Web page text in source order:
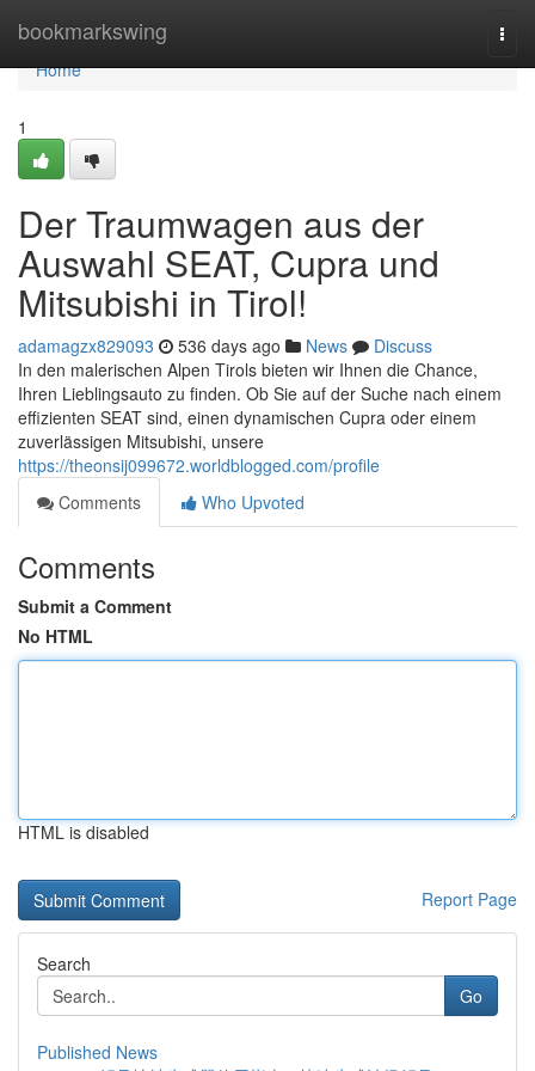
bookmarkswing
Home
Home
1
Der Traumwagen aus der
Auswahl SEAT, Cupra und
Mitsubishi in Tirol!
adamagzx829093 536 days ago News
Discuss
In den malerischen Alpen Tirols bieten wir Ihnen die Chance,
Ihren Lieblingsauto zu finden. Ob Sie auf der Suche nach einem
effizienten SEAT sind, einen dynamischen Cupra oder einem
zuverlässigen Mitsubishi, unsere
https://theonsij099672.worldblogged.com/profile
Comments
Who Upvoted
Comments
Submit a Comment
No HTML
HTML is disabled
Report Page
Search
Go
Published News